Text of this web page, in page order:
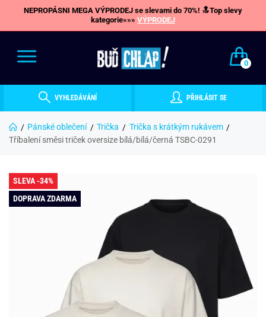
NEPROPÁSNI MEGA VÝPRODEJ se slevami do 70%! 🔝Top slevy
kategorie»»» VÝPRODEJ
0
VYHLEDÁVÁNÍ PŘIHLÁSIT SE
Pánské oblečení Trička
Trička s krátkým rukávem
Tříbalení směsi triček oversize bílá/bílá/černá TSBC-0291
SLEVA -34%
DOPRAVA ZDARMA